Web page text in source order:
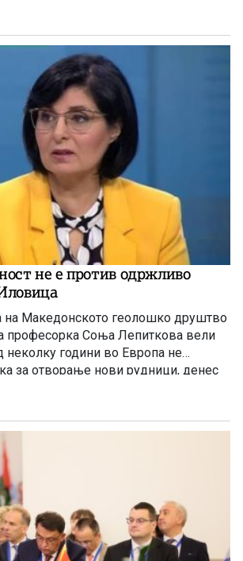
не е против одржливо
на Македонското геолошко друштво
професорка Соња Лепиткова вели
неколку години во Европа не
за отворање нови рудници, денес
сменета и листата на